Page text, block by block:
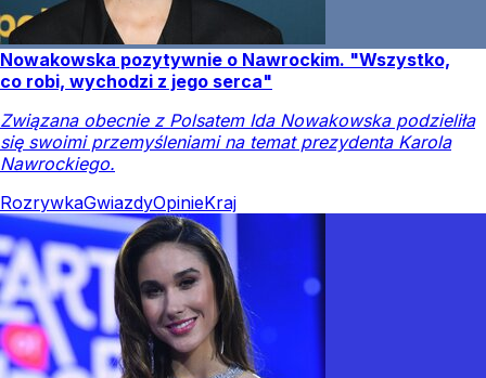
Nowakowska pozytywnie o Nawrockim. "Wszystko,
co robi, wychodzi z jego serca"
Związana obecnie z Polsatem Ida Nowakowska podzieliła
się swoimi przemyśleniami na temat prezydenta Karola
Nawrockiego.
RozrywkaGwiazdyOpinieKraj